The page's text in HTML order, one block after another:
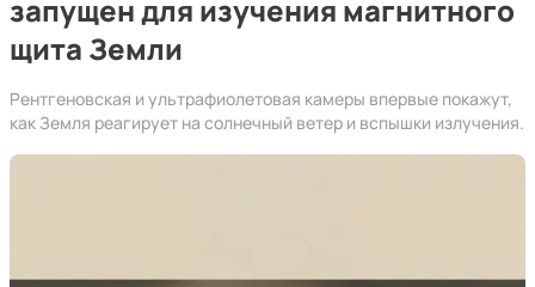
запущен для изучения магнитного
щита Земли
Рентгеновская и ультрафиолетовая камеры впервые покажут,
как Земля реагирует на солнечный ветер и вспышки излучения.